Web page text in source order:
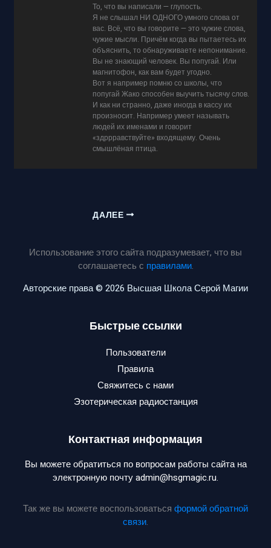
То, что вы написали — глупость.
Я не слышал НИ ОДНОГО умного слова от
вас. Всё, что вы говорите — это чужие слова,
чужие мысли. Причём когда вы пытаетесь их
объяснить, то обнаруживаете непонимание.
Вы не знающий человек. Вы попугай. Или
магнитофон, как вам будет угодно.
Вот я например помню со школы, что
попугай Жако способен выучить тысячу слов.
И как ни странно, даже иногда в кассу их
произносит. Например умеет называть
людей их именами и говорит
«здррравствуйте» входящему. Очень
смышлёная птица.
ДАЛЕЕ
Использование этого сайта подразумевает, что вы
соглашаетесь с правилами.
Авторские права © 2026 Высшая Школа Серой Магии
Быстрые ссылки
Пользователи
Правила
Свяжитесь с нами
Эзотерическая радиостанция
Контактная информация
Вы можете обратиться по вопросам работы сайта на
электронную почту admin@hsgmagic.ru.
Так же вы можете воспользоваться формой обратной
связи.